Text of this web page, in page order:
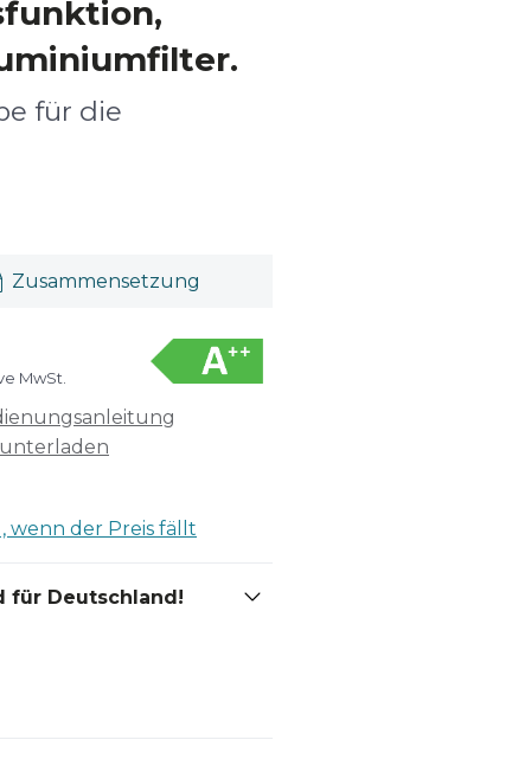
für die
Zusammensetzung
MwSt.
wenn der Preis fällt
für Deutschland!